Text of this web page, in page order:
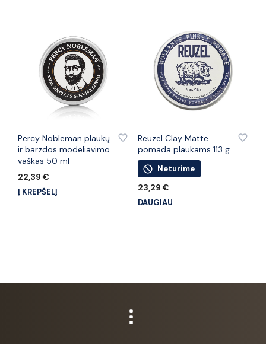
Percy Nobleman plaukų
ir barzdos modeliavimo
vaškas 50 ml
22,39 €
Į KREPŠELĮ
Reuzel Clay Matte
pomada plaukams 113 g
Neturime
23,29 €
DAUGIAU